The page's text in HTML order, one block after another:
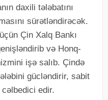
daxili tələbatını
sürətləndirəcək.
Çin Xalq Bankı
və Honq-
işə salıb. Çində
gücləndirir, sabit
edir.